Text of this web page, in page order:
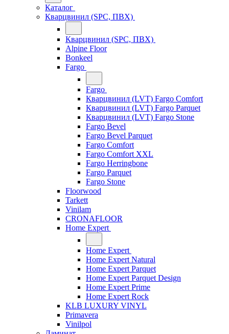
Каталог
Кварцвинил (SPC, ПВХ)
Кварцвинил (SPC, ПВХ)
Alpine Floor
Bonkeel
Fargo
Fargo
Кварцвинил (LVT) Fargo Comfort
Кварцвинил (LVT) Fargo Parquet
Кварцвинил (LVT) Fargo Stone
Fargo Bevel
Fargo Bevel Parquet
Fargo Comfort
Fargo Comfort XXL
Fargo Herringbone
Fargo Parquet
Fargo Stone
Floorwood
Tarkett
Vinilam
CRONAFLOOR
Home Expert
Home Expert
Home Expert Natural
Home Expert Parquet
Home Expert Parquet Design
Home Expert Prime
Home Expert Rock
KLB LUXURY VINYL
Primavera
Vinilpol